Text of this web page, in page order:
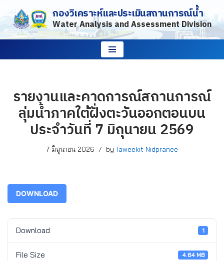
Skip
to
กองวิเคราะห์และประเมินสถานการณ์น้ำ
Water Analysis and Assessment Division
รายงานและคาดการณ์สถานการณ์
ลุ่มน้ำภาคใต้ฝั่งตะวันออกตอนบน
ประจำวันที่ 7 มิถุนายน 2569
7 มิถุนายน 2026 by Taweekit Nidpranee
DOWNLOAD
Download 1
File Size 4.64 MB